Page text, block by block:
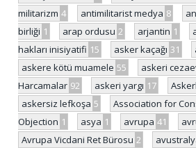
militarizm 4 antimilitarist medya 8
birliği 1 arap ordusu 2 arjantin 1
hakları inisiyatifi 15 asker kaçağı 31
askere kötü muamele 55 askeri
Harcamalar 92 askeri yargı 17
askersiz lefkoşa 5
Association for
Objection 1 asya 1 avrupa 41
Avrupa Vicdani Ret Bürosu 2